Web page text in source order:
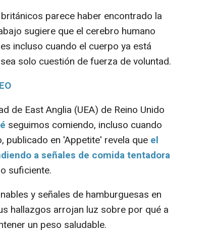
parece haber encontrado la
sugiere que el cerebro humano
incluso cuando el cuerpo ya está
solo cuestión de fuerza de voluntad.
de East Anglia (UEA) de Reino Unido
seguimos comiendo, incluso cuando
publicado en 'Appetite' revela que el
a señales de comida tentadora
suficiente.
y señales de hamburguesas en
hallazgos arrojan luz sobre por qué a
un peso saludable.